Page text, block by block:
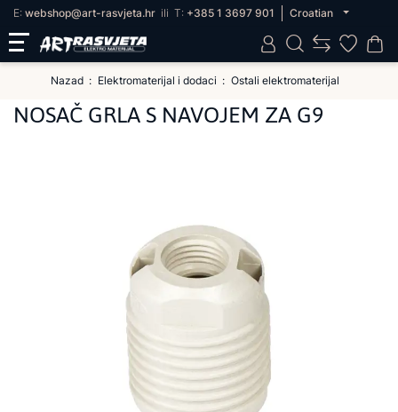
E: webshop@art-rasvjeta.hr ili T: +385 1 3697 901 Croatian
Nazad Elektromaterijal i dodaci Ostali elektromaterijal
NOSAČ GRLA S NAVOJEM ZA G9